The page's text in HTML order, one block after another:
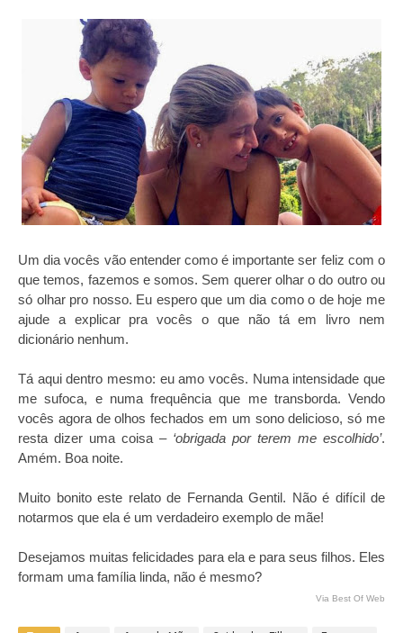
Um dia vocês vão entender como é importante ser feliz com o
que temos, fazemos e somos. Sem querer olhar o do outro ou
só olhar pro nosso. Eu espero que um dia como o de hoje me
ajude a explicar pra vocês o que não tá em livro nem
dicionário nenhum.
Tá aqui dentro mesmo: eu amo vocês. Numa intensidade que
me sufoca, e numa frequência que me transborda. Vendo
vocês agora de olhos fechados em um sono delicioso, só me
resta dizer uma coisa – ‘obrigada por terem me escolhido’.
Amém. Boa noite.
Muito bonito este relato de Fernanda Gentil. Não é difícil de
notarmos que ela é um verdadeiro exemplo de mãe!
Desejamos muitas felicidades para ela e para seus filhos. Eles
formam uma família linda, não é mesmo?
Via Best Of Web